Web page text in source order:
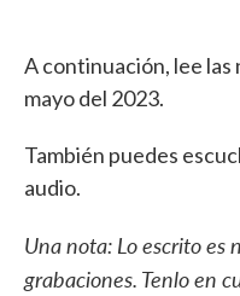
A continuación, lee las
mayo del 2023.
También puedes
audio.
Una nota: Lo escrito es
grabaciones. Tenlo en